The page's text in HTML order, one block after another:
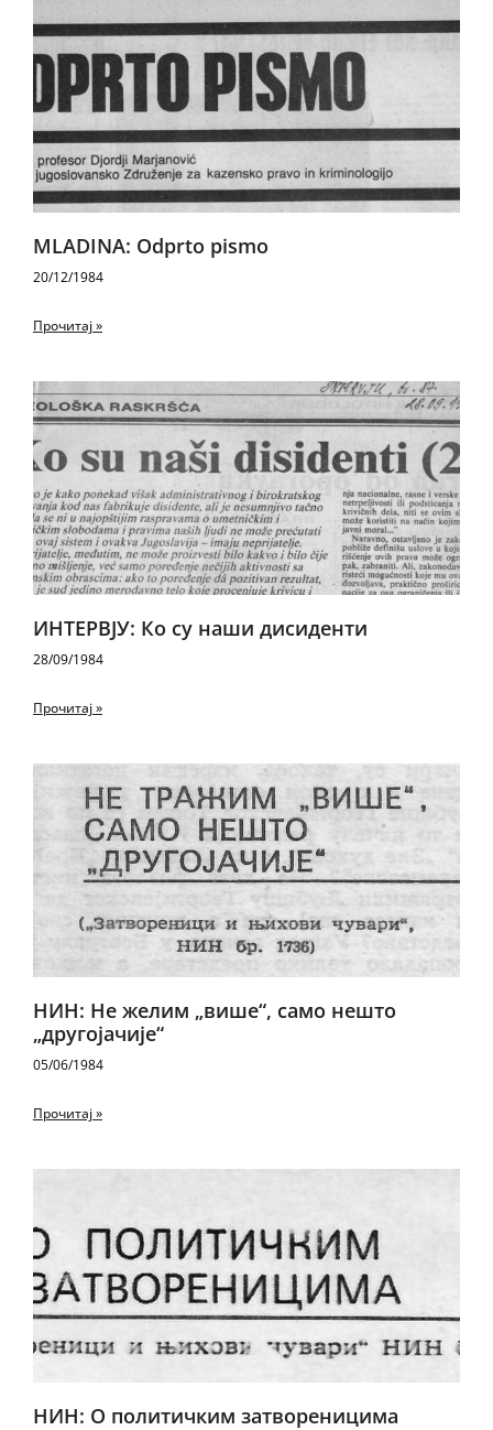
MLADINA: Odprto pismo
20/12/1984
Прочитај »
ИНТЕРВЈУ: Ко су наши дисиденти
28/09/1984
Прочитај »
НИН: Не желим „више“, само нешто
„другојачије“
05/06/1984
Прочитај »
НИН: О политичким затвореницима